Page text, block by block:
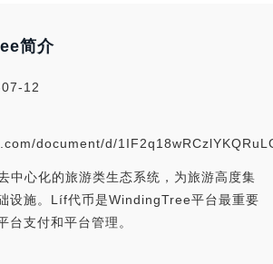
简介
12
document/d/
中心化的旅游类生态系统，为旅游高度集
设施。Líf代币是WindingTree平台最重要
台支付和平台管理。